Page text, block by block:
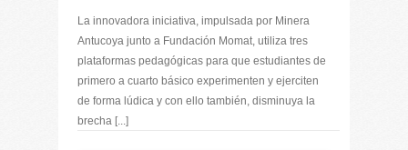
La innovadora iniciativa, impulsada por Minera
Antucoya junto a Fundación Momat, utiliza tres
plataformas pedagógicas para que estudiantes de
primero a cuarto básico experimenten y ejerciten
de forma lúdica y con ello también, disminuya la
brecha [...]